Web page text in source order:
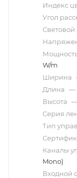
Индекс
Угол
Световой
W/m
Ширина
Длина —
Высота
Серия
Тип
Каналы
Mono)
Входной